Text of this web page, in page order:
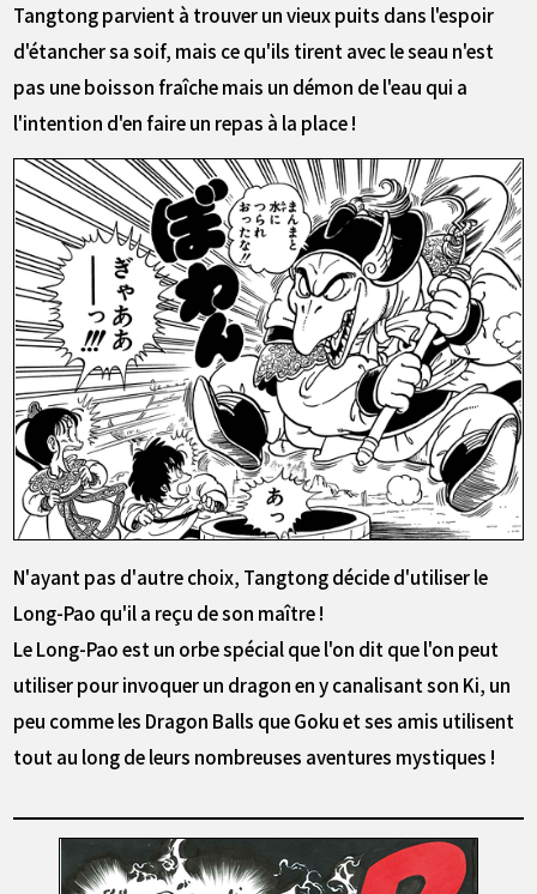
Tangtong parvient à trouver un vieux puits dans l'espoir
d'étancher sa soif, mais ce qu'ils tirent avec le seau n'est
pas une boisson fraîche mais un démon de l'eau qui a
l'intention d'en faire un repas à la place !
N'ayant pas d'autre choix, Tangtong décide d'utiliser le
Long-Pao qu'il a reçu de son maître !
Le Long-Pao est un orbe spécial que l'on dit que l'on peut
utiliser pour invoquer un dragon en y canalisant son Ki, un
peu comme les Dragon Balls que Goku et ses amis utilisent
tout au long de leurs nombreuses aventures mystiques !